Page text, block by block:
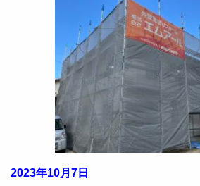
2023年10月7日